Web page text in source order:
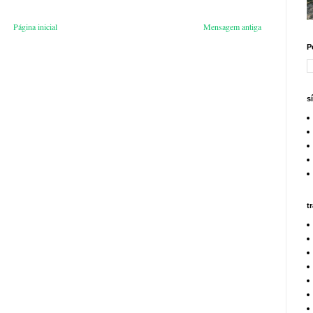
Mensagem antiga
Página inicial